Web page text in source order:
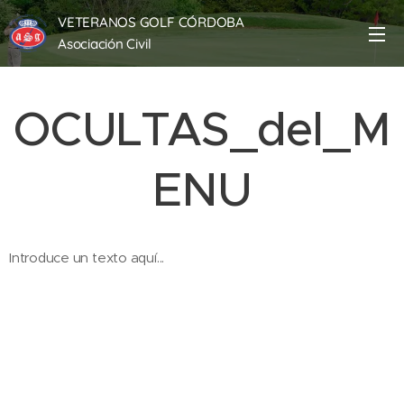
VETERANOS GOLF CÓRDOBA
Asociación Civil
OCULTAS_del_M
ENU
Introduce un texto aquí...